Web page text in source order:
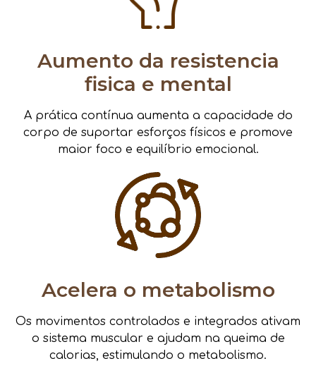
Aumento da resistencia
fisica e mental
A prática contínua aumenta a capacidade do
corpo de suportar esforços físicos e promove
maior foco e equilíbrio emocional.
Acelera o metabolismo
Os movimentos controlados e integrados ativam
o sistema muscular e ajudam na queima de
calorias, estimulando o metabolismo.